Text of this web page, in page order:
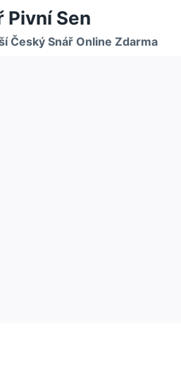
Pivní Sen
Český Snář Online Zdarma